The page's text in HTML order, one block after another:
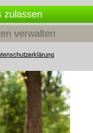
zulassen
verwalten